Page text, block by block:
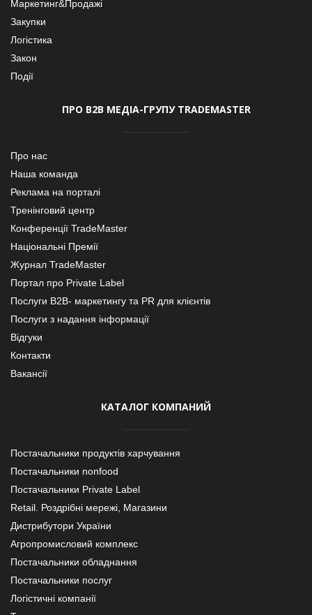
Маркетинг&Продажі
Закупки
Логістика
Закон
Події
ПРО В2В МЕДІА-ГРУПУ TRADEMASTER
Про нас
Наша команда
Реклама на порталі
Тренінговий центр
Конференції TradeMaster
Національні Премії
Журнал TradeMaster
Портал про Private Label
Послуги В2В- маркетингу та PR для клієнтів
Послуги з надання інформації
Відгуки
Контакти
Вакансії
КАТАЛОГ КОМПАНИЙ
Постачальники продуктів харчування
Постачальники nonfood
Постачальники Private Label
Retail. Роздрібні мережі, Магазини
Дистрибутори України
Агропромисловий комплекс
Постачальники обладнання
Постачальники послуг
Логістичні компанії